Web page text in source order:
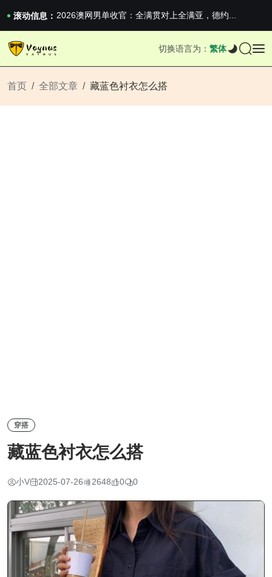
滚动信息： 《巅峰守卫 Highguard》正式上线，官...
iPhone 16e 发布，苹果你不要太离谱
2026澳网男单收官：全满贯对上全满亚，德约...
切换语言为： 繁体
首页 全部文章 藏蓝色衬衣怎么搭
穿搭
藏蓝色衬衣怎么搭
小V 2025-07-26 2648 0 0